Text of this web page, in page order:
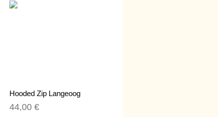
Hooded Zip Langeoog
44,00 €